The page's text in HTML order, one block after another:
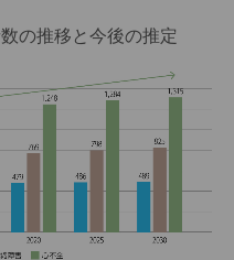
の推移と今後の推定